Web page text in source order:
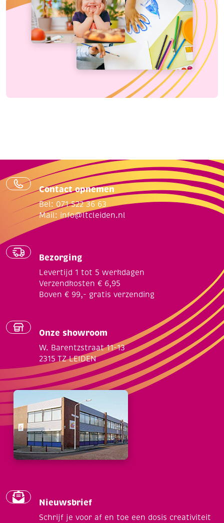
Contact opnemen
Bel: 071 522 36 63
Mail: info@ltcleiden.nl
Bezorging
Levertijd 1 tot 5 werkdagen
Verzendkosten € 6,95
Boven € 99,- gratis verzending
Onze showroom
W. Barentzstraat 11-13
2315 TZ LEIDEN
Nieuwsbrief
Schrijf je voor af en toe een dosis creativiteit